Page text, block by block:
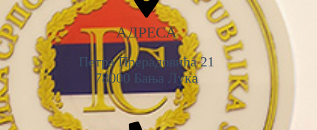
АДРЕСА
Петра Прерадовића 21
78000 Бања Лука